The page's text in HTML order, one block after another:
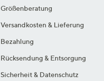
Größenberatung
Versandkosten & Lieferung
Bezahlung
Rücksendung & Entsorgung
Sicherheit & Datenschutz